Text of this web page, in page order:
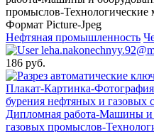
промыслов-
Формат Picture-Jpeg
Нефтяная промышленность
186 руб.